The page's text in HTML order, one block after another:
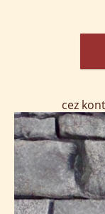
cez